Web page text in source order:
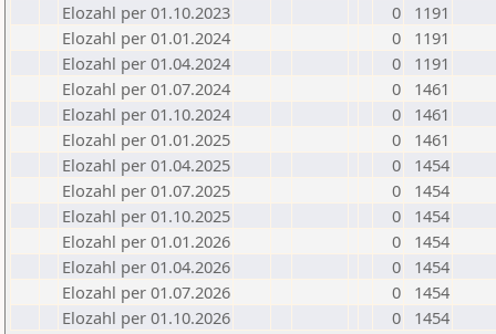
Elozahl per 01.10.2023
0
1191
Elozahl per 01.01.2024
0
1191
Elozahl per 01.04.2024
0
1191
Elozahl per 01.07.2024
0
1461
Elozahl per 01.10.2024
0
1461
Elozahl per 01.01.2025
0
1461
Elozahl per 01.04.2025
0
1454
Elozahl per 01.07.2025
0
1454
Elozahl per 01.10.2025
0
1454
Elozahl per 01.01.2026
0
1454
Elozahl per 01.04.2026
0
1454
Elozahl per 01.07.2026
0
1454
Elozahl per 01.10.2026
0 1454